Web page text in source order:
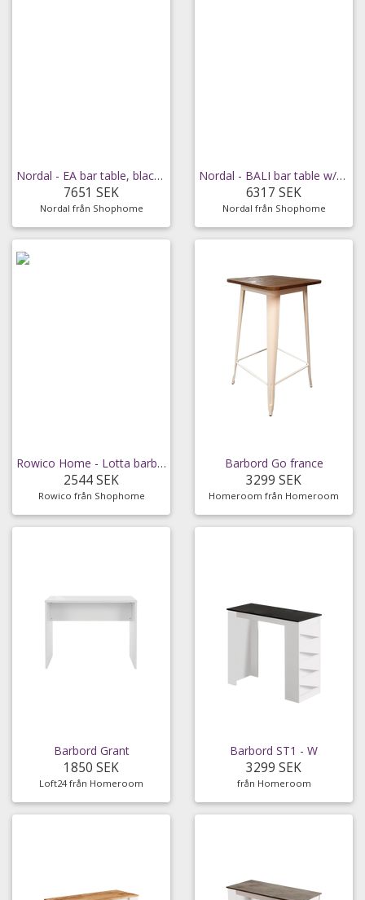
Nordal - EA bar table, black glass, black iron
7651 SEK
Nordal från Shophome
Nordal - BALI bar table w/wheels
6317 SEK
Nordal från Shophome
Rowico Home - Lotta barbord Svart askfanér
2544 SEK
Rowico från Shophome
Barbord Go france
3299 SEK
Homeroom från Homeroom
Barbord Grant
1850 SEK
Loft24 från Homeroom
Barbord ST1 - W
3299 SEK
från Homeroom